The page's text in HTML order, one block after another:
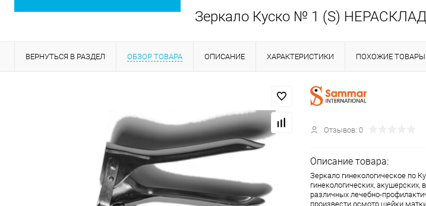
Зеркало Куско № 1 (S)
ВЕРНУТЬСЯ В РАЗДЕЛ ОБЗОР ТОВАРА ОПИСАНИЕ ХАРАКТЕРИСТИКИ ПОХОЖИЕ ТОВАРЫ
Отзывов: 0
Описание товара:
Зеркало гинекологическое по
гинекологических,
различных лечебно-
произвести осмотр шейки